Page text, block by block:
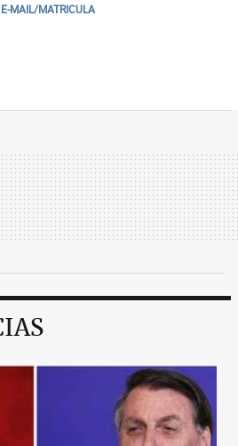
E-MAIL/MATRICULA